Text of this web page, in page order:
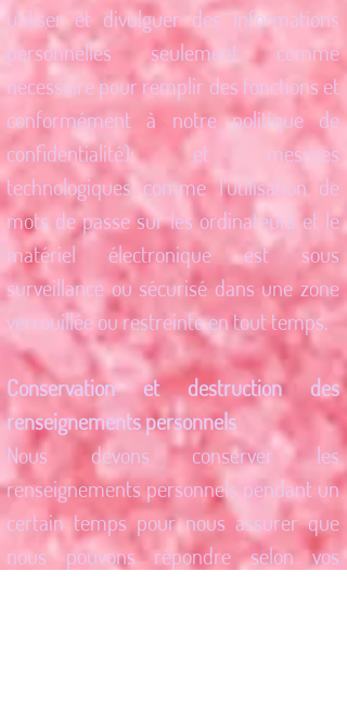
utiliser et divulguer des informations
personnelles seulement comme
nécessaire pour remplir des fonctions et
conformément à notre politique de
confidentialité); et mesures
technologiques comme l’utilisation de
mots de passe sur les ordinateurs et le
matériel électronique est sous
surveillance ou sécurisé dans une zone
verrouillée ou restreinte en tout temps.
Conservation et destruction des
renseignements personnels
Nous devons conserver les
renseignements personnels pendant un
certain temps pour nous assurer que
nous pouvons répondre selon vos